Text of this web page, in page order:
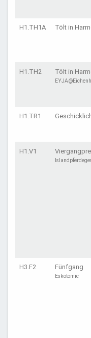
H1.TH1A Tölt in
H1.TH2 Tölt in
H1.TR1
H1.V1
H3.F2 Fünfgang
Eskotomic